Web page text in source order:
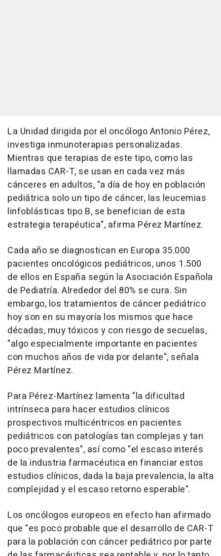
La Unidad dirigida por el oncólogo Antonio Pérez,
investiga inmunoterapias personalizadas.
Mientras que terapias de este tipo, como las
llamadas CAR-T, se usan en cada vez más
cánceres en adultos, "a día de hoy en población
pediátrica solo un tipo de cáncer, las leucemias
linfoblásticas tipo B, se benefician de esta
estrategia terapéutica", afirma Pérez Martínez.
Cada año se diagnostican en Europa 35.000
pacientes oncológicos pediátricos, unos 1.500
de ellos en España según la Asociación Española
de Pediatría. Alrededor del 80% se cura. Sin
embargo, los tratamientos de cáncer pediátrico
hoy son en su mayoría los mismos que hace
décadas, muy tóxicos y con riesgo de secuelas,
"algo especialmente importante en pacientes
con muchos años de vida por delante", señala
Pérez Martínez.
Para Pérez-Martínez lamenta "la dificultad
intrínseca para hacer estudios clínicos
prospectivos multicéntricos en pacientes
pediátricos con patologías tan complejas y tan
poco prevalentes", así como "el escaso interés
de la industria farmacéutica en financiar estos
estudios clínicos, dada la baja prevalencia, la alta
complejidad y el escaso retorno esperable".
Los oncólogos europeos en efecto han afirmado
que "es poco probable que el desarrollo de CAR-T
para la población con cáncer pediátrico por parte